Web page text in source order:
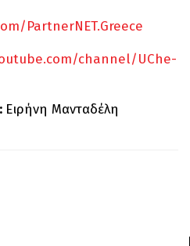
PartnerNET.Greece
channel/UChe-
Ειρήνη Μανταδέλη